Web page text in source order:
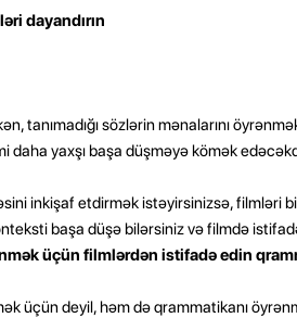
dayandırın
tanımadığı sözlərin mənalarını
daha yaxşı başa düşməyə kömək
inkişaf etdirmək istəyirsinizsə, filmləri
başa düşə bilərsiniz və filmdə
üçün filmlərdən istifadə edin
üçün deyil, həm də qrammatikanı